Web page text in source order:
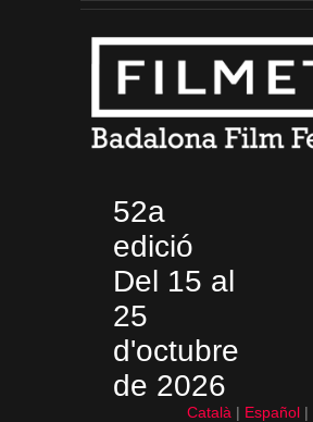
52a
edició
Del 15 al
25
d'octubre
de 2026
Català Español